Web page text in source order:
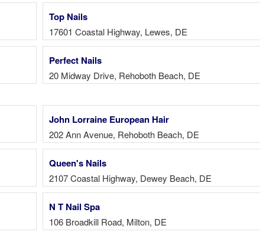
Top Nails
17601 Coastal Highway, Lewes, DE
Perfect Nails
20 Midway Drive, Rehoboth Beach, DE
John Lorraine European Hair
202 Ann Avenue, Rehoboth Beach, DE
Queen's Nails
2107 Coastal Highway, Dewey Beach, DE
N T Nail Spa
106 Broadkill Road, Milton, DE